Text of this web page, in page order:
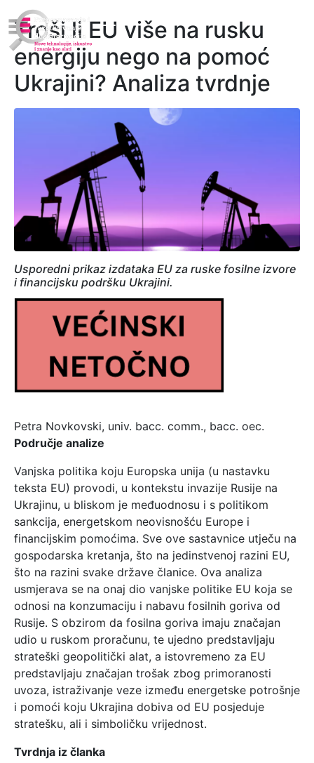
Troši li EU više na rusku
energiju nego na pomoć
Ukrajini? Analiza tvrdnje
Usporedni prikaz izdataka EU za ruske fosilne izvore
i financijsku podršku Ukrajini.
Petra Novkovski, univ. bacc. comm., bacc. oec.
Područje analize
Vanjska politika koju Europska unija (u nastavku
teksta EU) provodi, u kontekstu invazije Rusije na
Ukrajinu, u bliskom je međuodnosu i s politikom
sankcija, energetskom neovisnošću Europe i
financijskim pomoćima. Sve ove sastavnice utječu na
gospodarska kretanja, što na jedinstvenoj razini EU,
što na razini svake države članice. Ova analiza
usmjerava se na onaj dio vanjske politike EU koja se
odnosi na konzumaciju i nabavu fosilnih goriva od
Rusije. S obzirom da fosilna goriva imaju značajan
udio u ruskom proračunu, te ujedno predstavljaju
strateški geopolitički alat, a istovremeno za EU
predstavljaju značajan trošak zbog primoranosti
uvoza, istraživanje veze između energetske potrošnje
i pomoći koju Ukrajina dobiva od EU posjeduje
stratešku, ali i simboličku vrijednost.
Tvrdnja iz članka